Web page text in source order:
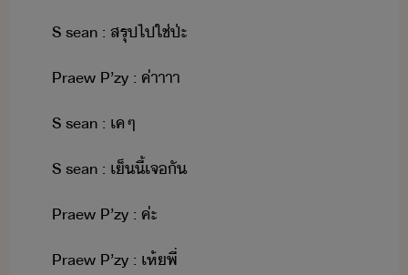
S​ ​sean​ ​:​ ​สรุป​ไป​ใช่​ป่ะ
Praew​ ​P​’​zy​ ​:​ ​ค่าาาา
S​ ​sean​ ​:​ ​เค​ๆ
S​ ​sean​ ​:​ ​เ็​ี้​เจั
Praew​ ​P​’​zy​ ​:​ ​ค่ะ
Praew​ ​P​’​zy​ ​:​ ​เห​้​พี​่